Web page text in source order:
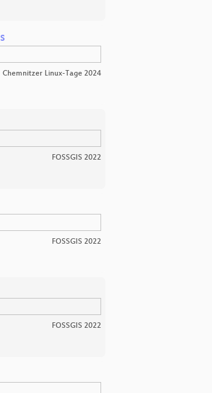
Chemnitzer Linux-Tage 2024
FOSSGIS 2022
FOSSGIS 2022
FOSSGIS 2022